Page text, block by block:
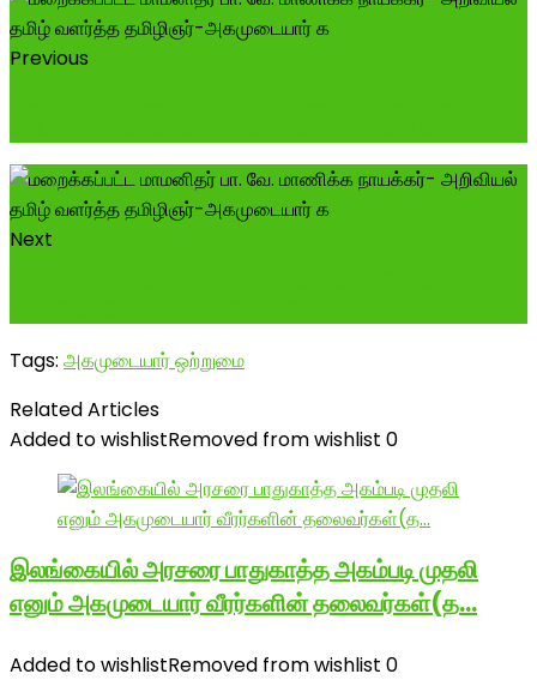
Previous
Next
Tags: அகமுடையார் ஒற்றுமை
Related Articles
Added to wishlistRemoved from wishlist 0
இலங்கையில் அரசரை பாதுகாத்த அகம்படி முதலி
எனும் அகமுடையார் வீரர்களின் தலைவர்கள்(த…
Added to wishlistRemoved from wishlist 0